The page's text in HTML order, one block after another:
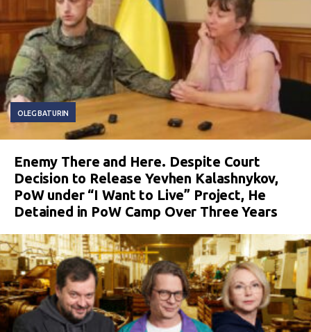
OLEG BATURIN
Enemy There and Here. Despite Court
Decision to Release Yevhen Kalashnykov,
PoW under “I Want to Live” Project, He
Detained in PoW Camp Over Three Years